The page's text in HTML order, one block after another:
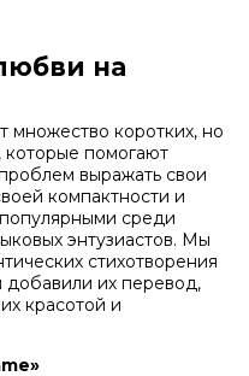
на
множество коротких, но
которые помогают
выражать свои
компактности и
среди
энтузиастов. Мы
стихотворения
добавили их перевод,
красотой и